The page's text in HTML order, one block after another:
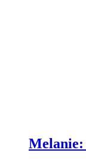
Melanie: